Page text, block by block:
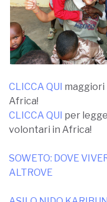
CLICCA QUI
Africa!
CLICCA QUI per
volontari in Africa!
SOWETO: DOVE
ALTROVE